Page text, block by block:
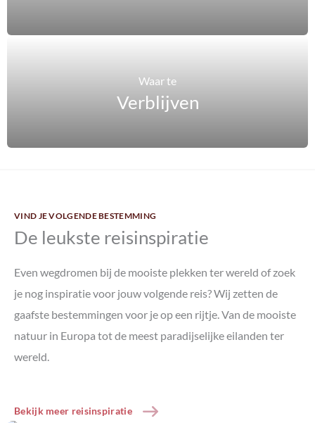
Waar te
Verblijven
VIND JE VOLGENDE BESTEMMING
De leukste reisinspiratie
Even wegdromen bij de mooiste plekken ter wereld of zoek
je nog inspiratie voor jouw volgende reis? Wij zetten de
gaafste bestemmingen voor je op een rijtje. Van de mooiste
natuur in Europa tot de meest paradijselijke eilanden ter
wereld.
Bekijk meer reisinspiratie